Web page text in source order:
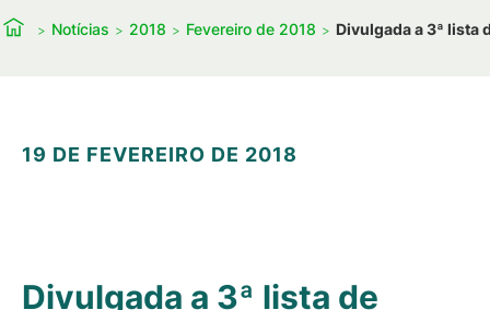
Notícias 2018 Fevereiro de 2018 Divulgada a 3ª lista
19 DE FEVEREIRO DE 2018
Divulgada a 3ª lista de